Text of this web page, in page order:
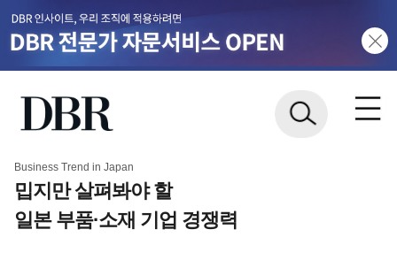
Business Trend in Japan
밉지만 살펴봐야 할
일본 부품·소재 기업 경쟁력